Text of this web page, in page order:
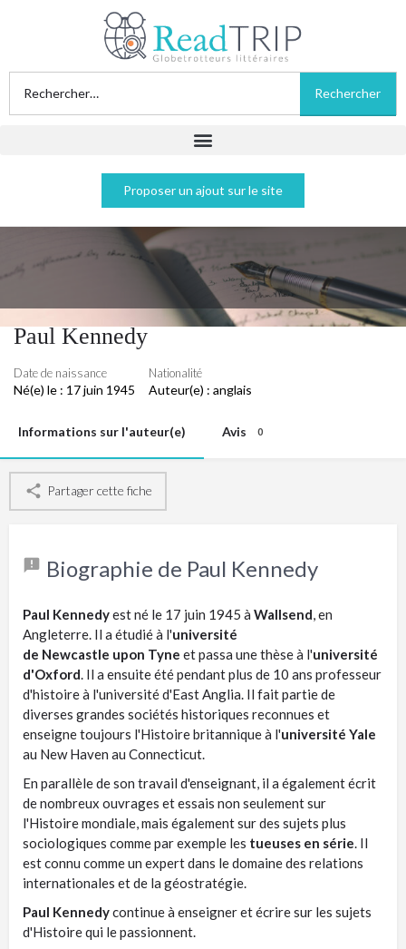
Proposer un ajout sur le site
Paul Kennedy
Date de naissance
Né(e) le : 17 juin 1945
Nationalité
Auteur(e) : anglais
Informations sur l'auteur(e) Avis 0
Partager cette fiche
Biographie de Paul Kennedy
Paul Kennedyest né le 17 juin 1945 à Wallsend , en
Angleterre. Il a étudié à l'université
de Newcastle upon Tyne et passa une thèse à l'université
d'Oxford . Il a ensuite été pendant plus de 10 ans professeur
d'histoire à l'université d'East Anglia. Il fait partie de
diverses grandes sociétés historiques reconnues et
enseigne toujours l'Histoire britannique à l'université Yale
au New Haven au Connecticut.
En parallèle de son travail d'enseignant, il a également écrit
de nombreux ouvrages et essais non seulement sur
l'Histoire mondiale, mais également sur des sujets plus
sociologiques comme par exemple les tueuses en série . Il
est connu comme un expert dans le domaine des relations
internationales et de la géostratégie.
Paul Kennedycontinue à enseigner et écrire sur les sujets
d'Histoire qui le passionnent.